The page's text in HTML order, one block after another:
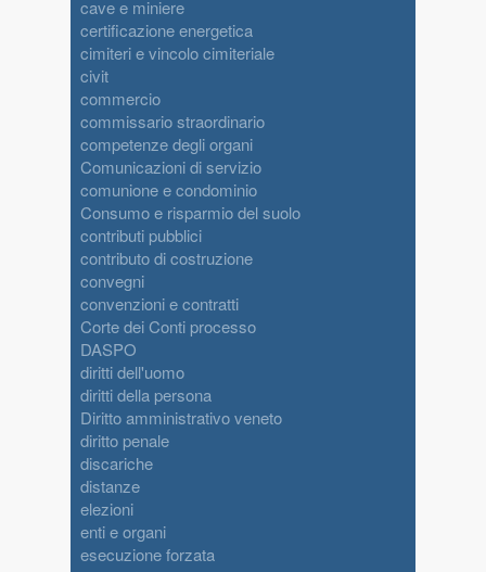
cave e miniere
certificazione energetica
cimiteri e vincolo cimiteriale
civit
commercio
commissario straordinario
competenze degli organi
Comunicazioni di servizio
comunione e condominio
Consumo e risparmio del suolo
contributi pubblici
contributo di costruzione
convegni
convenzioni e contratti
Corte dei Conti processo
DASPO
diritti dell'uomo
diritti della persona
Diritto amministrativo veneto
diritto penale
discariche
distanze
elezioni
enti e organi
esecuzione forzata